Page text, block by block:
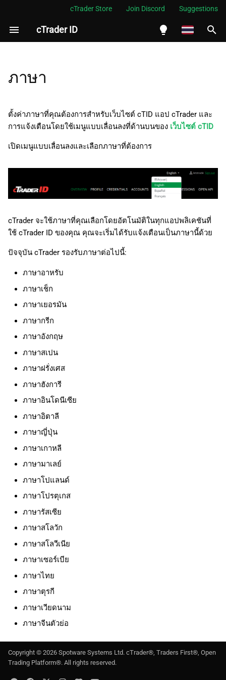
cTrader Store Join Discord Suggestions
cTrader ID
العربية
Indonesia
Tiếng Việt
한국어
中文
日本語
กำ
ม
ต้
า
ค้
น
ภาษา
ตั้งค่าภาษาที่คุณต้องการสำหรับเว็บไซต์ cTID แอป cTrader และ
การแจ้งเตือนโดยใช้เมนูแบบเลื่อนลงที่ด้านบนของ เว็บไซต์ cTID
เปิดเมนูแบบเลื่อนลงและเลือกภาษาที่ต้องการ
cTrader จะใช้ภาษาที่คุณเลือกโดยอัตโนมัติในทุกแอปพลิเคชันที่
ใช้ cTrader ID ของคุณ คุณจะเริ่มได้รับแจ้งเตือนเป็นภาษานี้ด้วย
ปัจจุบัน cTrader รองรับภาษาต่อไปนี้:
ภาษาอาหรับ
ภาษาเช็ก
ภาษาเยอรมัน
ภาษากรีก
ภาษาอังกฤษ
ภาษาสเปน
ภาษาฝรั่งเศส
ภาษาฮังการี
ภาษาอินโดนีเซีย
ภาษาอิตาลี
ภาษาญี่ปุ่น
ภาษาเกาหลี
ภาษามาเลย์
ภาษาโปแลนด์
ภาษาโปรตุเกส
ภาษารัสเซีย
ภาษาสโลวัก
ภาษาสโลวีเนีย
ภาษาเซอร์เบีย
ภาษาไทย
ภาษาตุรกี
ภาษาเวียดนาม
ภาษาจีนตัวย่อ
Copyright © 2026 Spotware Systems Ltd. cTrader®, Traders First®, Open
Trading Platform®. All rights reserved.